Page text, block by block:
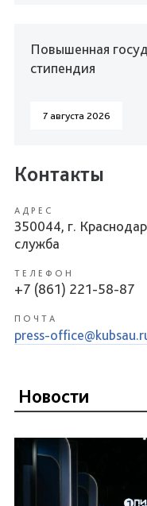
Повышенная
стипендия
7 августа 2026
Контакты
АДРЕС
350044, г.
служба
ТЕЛЕФОН
+7 (861) 221-58-87
ПОЧТА
press-
Новости